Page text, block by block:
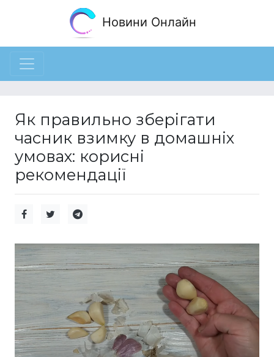
Новини Онлайн
Як правильно зберігати
часник взимку в домашніх
умовах: корисні
рекомендації